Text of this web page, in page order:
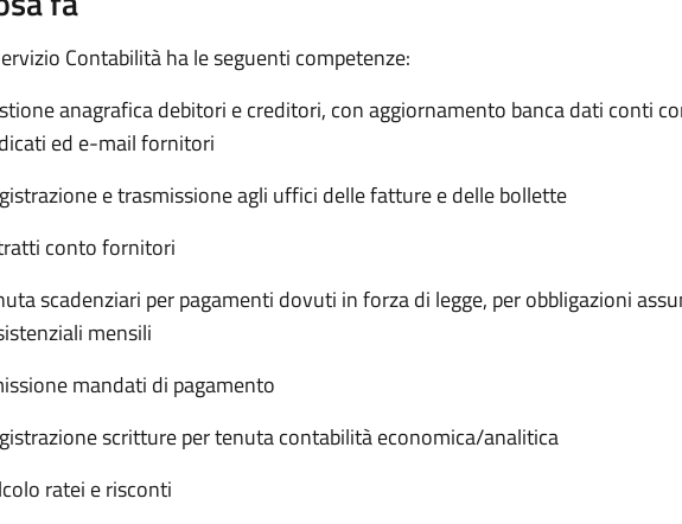
Contabilità ha le seguenti competenze:
anagrafica debitori e creditori, con aggiornamento banca dati conti
ed e-mail fornitori
e trasmissione agli uffici delle fatture e delle bollette
conto fornitori
scadenziari per pagamenti dovuti in forza di legge, per obbligazioni
mensili
mandati di pagamento
scritture per tenuta contabilità economica/analitica
ratei e risconti